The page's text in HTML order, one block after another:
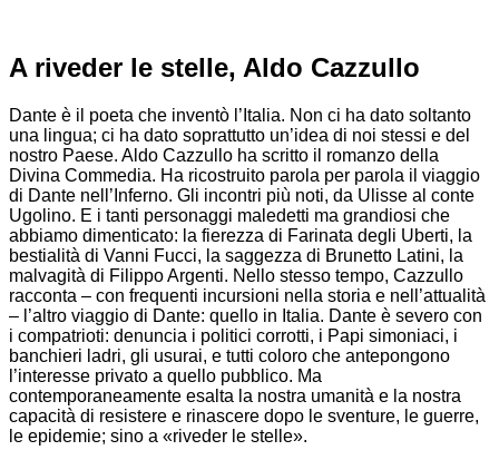
A riveder le stelle, Aldo Cazzullo
Dante è il poeta che inventò l’Italia. Non ci ha dato soltanto
una lingua; ci ha dato soprattutto un’idea di noi stessi e del
nostro Paese. Aldo Cazzullo ha scritto il romanzo della
Divina Commedia. Ha ricostruito parola per parola il viaggio
di Dante nell’Inferno. Gli incontri più noti, da Ulisse al conte
Ugolino. E i tanti personaggi maledetti ma grandiosi che
abbiamo dimenticato: la fierezza di Farinata degli Uberti, la
bestialità di Vanni Fucci, la saggezza di Brunetto Latini, la
malvagità di Filippo Argenti. Nello stesso tempo, Cazzullo
racconta – con frequenti incursioni nella storia e nell’attualità
– l’altro viaggio di Dante: quello in Italia. Dante è severo con
i compatrioti: denuncia i politici corrotti, i Papi simoniaci, i
banchieri ladri, gli usurai, e tutti coloro che antepongono
l’interesse privato a quello pubblico. Ma
contemporaneamente esalta la nostra umanità e la nostra
capacità di resistere e rinascere dopo le sventure, le guerre,
le epidemie; sino a «riveder le stelle».